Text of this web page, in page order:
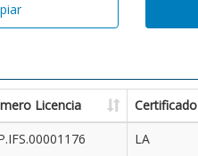
Licencia Certificado
LA